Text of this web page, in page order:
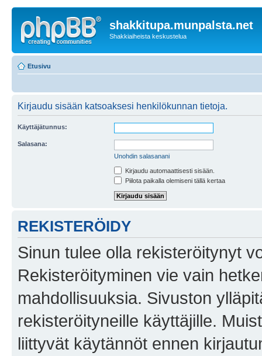
shakkitupa.munpalsta.net
Shakkiaiheista keskustelua
Etusivu
Kirjaudu sisään katsoaksesi henkilökunnan tietoja.
Käyttäjätunnus:
Salasana:
Unohdin salasanani
Kirjaudu automaattisesti sisään.
Piilota paikalla olemiseni tällä kertaa
REKISTERÖIDY
Sinun tulee olla rekisteröitynyt
Rekisteröityminen vie vain
mahdollisuuksia. Sivuston
rekisteröityneille käyttäjille.
liittyvät käytännöt ennen